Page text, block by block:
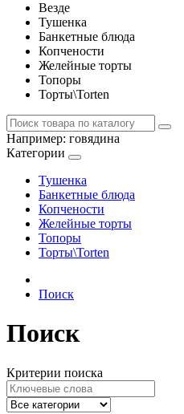
Везде
Тушенка
Банкетные блюда
Копчености
Желейные торты
Топоры
Торты\Torten
Например: говядина
Категории
Тушенка
Банкетные блюда
Копчености
Желейные торты
Топоры
Торты\Torten
Поиск
Поиск
Критерии поиска